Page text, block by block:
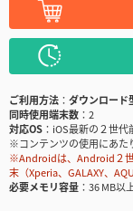
ご利用方法
ダウンロード
同時使用端末数
2
対応OS
iOS最新の２世
※コンテンツの使用にあた
※Androidは、Android２世
末（Xperia、GALAXY、
必要メモリ容量
36 MB以